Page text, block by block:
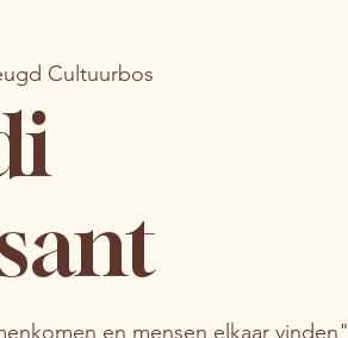
Cultuurbos
en mensen elkaar vinden"